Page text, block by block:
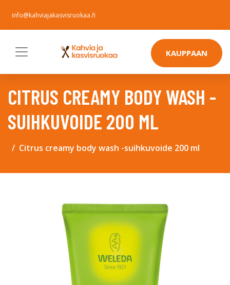
info@kahviajakasvisruokaa.fi
KAUPPAAN
CITRUS CREAMY BODY WASH -
SUIHKUVOIDE 200 ML
Citrus creamy body wash -suihkuvoide 200 ml